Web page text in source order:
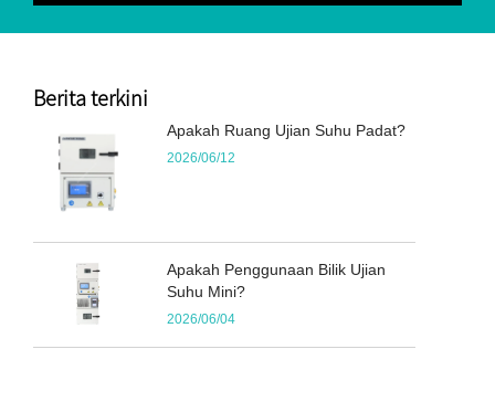
Berita terkini
Apakah Ruang Ujian Suhu Padat?
2026/06/12
Apakah Penggunaan Bilik Ujian
Suhu Mini?
2026/06/04